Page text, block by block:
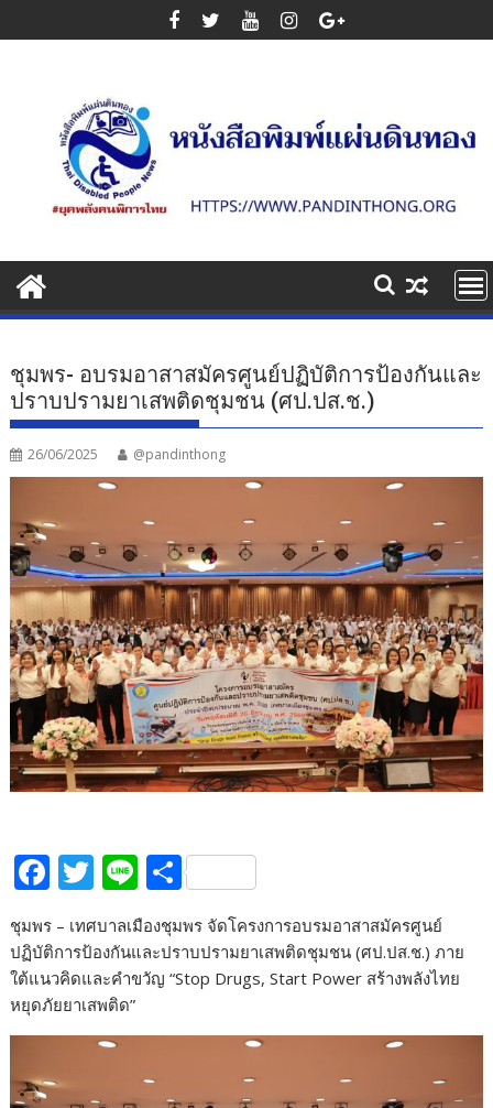
to
ชุมพร- อบรมอาสาสมัครศูนย์ปฏิบัติการป้องกันและ
ปราบปรามยาเสพติดชุมชน (ศป.ปส.ช.)
26/06/2025 @pandinthong
F
e
b
o
o
k
T
itt
er
Li
n
e
S
ar
e
ชุมพร – เทศบาลเมืองชุมพร จัดโครงการอบรมอาสาสมัครศูนย์
ปฏิบัติการป้องกันและปราบปรามยาเสพติดชุมชน (ศป.ปส.ช.) ภาย
ใต้แนวคิดและคำขวัญ “Stop Drugs, Start Power สร้างพลังไทย
หยุดภัยยาเสพติด”